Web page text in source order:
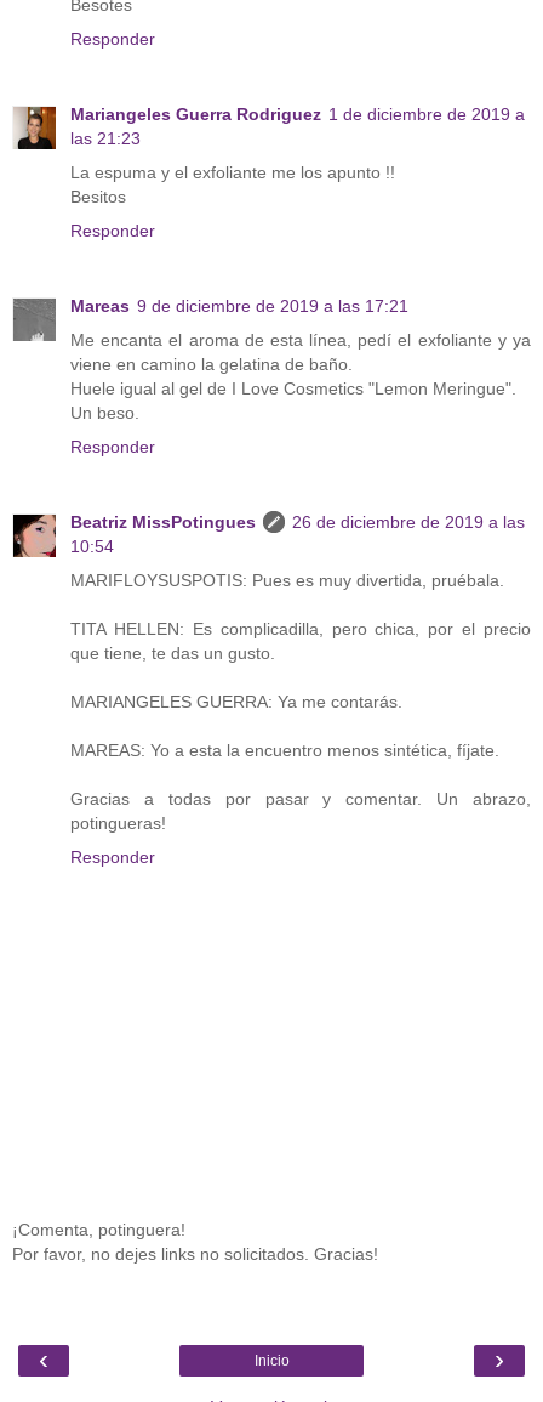
Besotes
Responder
Mariangeles Guerra Rodriguez 1 de diciembre de 2019 a
las 21:23
La espuma y el exfoliante me los apunto !!
Besitos
Responder
Mareas 9 de diciembre de 2019 a las 17:21
Me encanta el aroma de esta línea, pedí el exfoliante y ya
viene en camino la gelatina de baño.
Huele igual al gel de I Love Cosmetics "Lemon Meringue".
Un beso.
Responder
Beatriz MissPotingues
26 de diciembre de 2019 a las
10:54
MARIFLOYSUSPOTIS: Pues es muy divertida, pruébala.
TITA HELLEN: Es complicadilla, pero chica, por el precio
que tiene, te das un gusto.
MARIANGELES GUERRA: Ya me contarás.
MAREAS: Yo a esta la encuentro menos sintética, fíjate.
Gracias a todas por pasar y comentar. Un abrazo,
potingueras!
Responder
¡Comenta, potinguera!
Por favor, no dejes links no solicitados. Gracias!
‹ ›
Inicio